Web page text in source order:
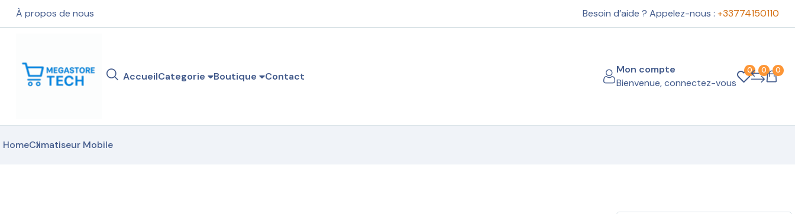
À propos de nous Besoin d’aide ? Appelez-nous : +33774150110
AccueilCategorie Boutique Contact
Mon compte
Bienvenue, connectez-vous
0 0 0
HomeClimatiseur Mobile